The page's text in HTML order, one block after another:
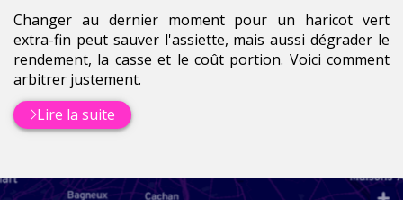
Changer au dernier moment pour un haricot vert
extra-fin peut sauver l'assiette, mais aussi dégrader le
rendement, la casse et le coût portion. Voici comment
arbitrer justement.
Lire la suite